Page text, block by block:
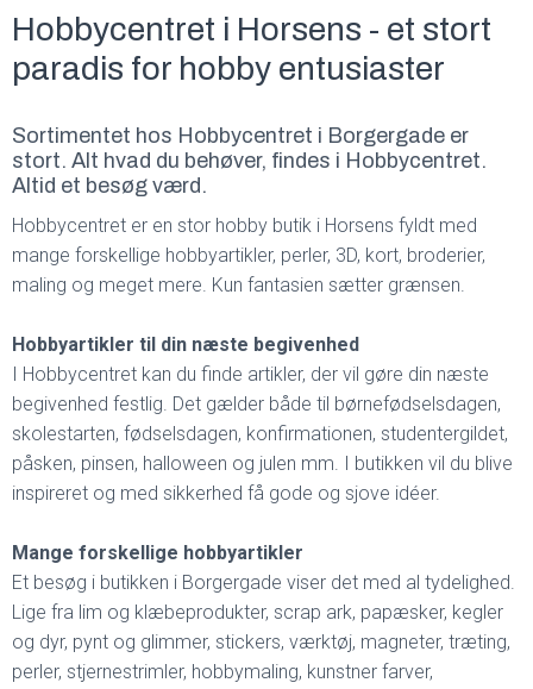
Hobbycentret i Horsens - et stort
paradis for hobby entusiaster
Sortimentet hos Hobbycentret i Borgergade er
stort. Alt hvad du behøver, findes i Hobbycentret.
Altid et besøg værd.
Hobbycentret er en stor hobby butik i Horsens fyldt med
mange forskellige hobbyartikler, perler, 3D, kort, broderier,
maling og meget mere. Kun fantasien sætter grænsen.
Hobbyartikler til din næste begivenhed
I Hobbycentret kan du finde artikler, der vil gøre din næste
begivenhed festlig. Det gælder både til børnefødselsdagen,
skolestarten, fødselsdagen, konfirmationen, studentergildet,
påsken, pinsen, halloween og julen mm. I butikken vil du blive
inspireret og med sikkerhed få gode og sjove idéer.
Mange forskellige hobbyartikler
Et besøg i butikken i Borgergade viser det med al tydelighed.
Lige fra lim og klæbeprodukter, scrap ark, papæsker, kegler
og dyr, pynt og glimmer, stickers, værktøj, magneter, træting,
perler, stjernestrimler, hobbymaling, kunstner farver,